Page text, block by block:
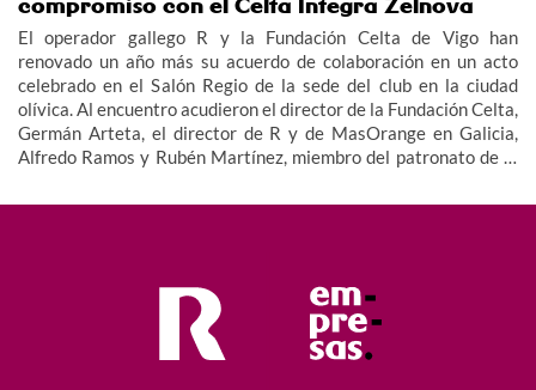
compromiso con el Celta Integra Zelnova
El operador gallego R y la Fundación Celta de Vigo han
renovado un año más su acuerdo de colaboración en un acto
celebrado en el Salón Regio de la sede del club en la ciudad
olívica. Al encuentro acudieron el director de la Fundación Celta,
Germán Arteta, el director de R y de MasOrange en Galicia,
Alfredo Ramos y Rubén Martínez, miembro del patronato de la
Celta Integra Zelnova, dando imagen así al valor social de este